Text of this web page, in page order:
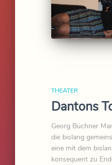
THEATER
Dantons
Georg Büchner
die bislang
eine mit dem
konsequent zu